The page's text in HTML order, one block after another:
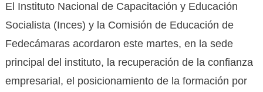
El Instituto Nacional de Capacitación y Educación
Socialista (Inces) y la Comisión de Educación de
Fedecámaras acordaron este martes, en la sede
principal del instituto, la recuperación de la confianza
empresarial, el posicionamiento de la formación por